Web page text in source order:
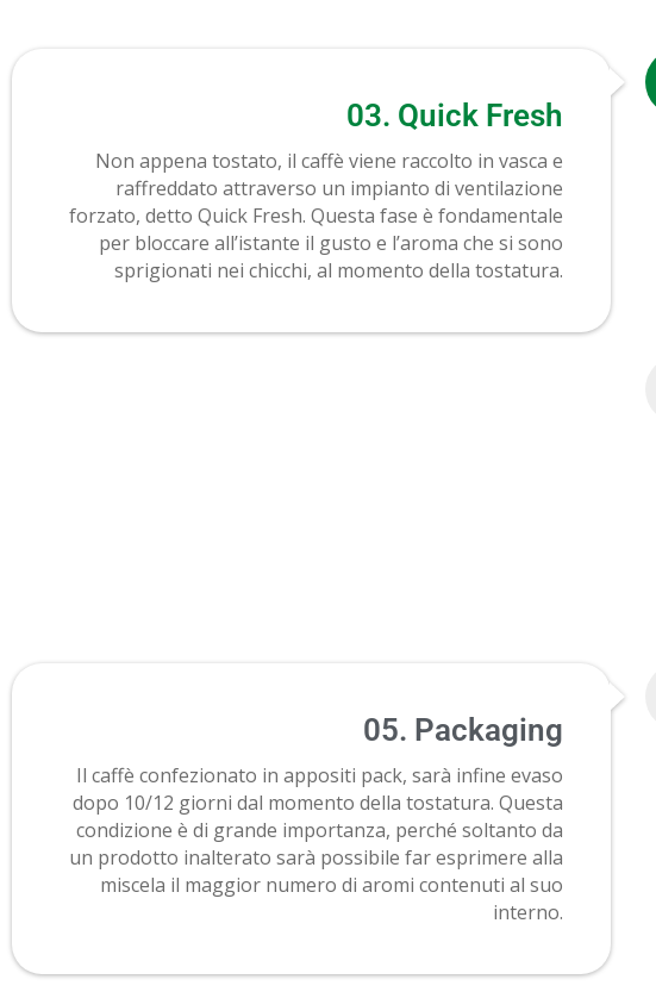
03. Quick Fresh
Non appena tostato, il caffè viene raccolto in vasca e
raffreddato attraverso un impianto di ventilazione
forzato, detto Quick Fresh. Questa fase è fondamentale
per bloccare all’istante il gusto e l’aroma che si sono
sprigionati nei chicchi, al momento della tostatura.
05. Packaging
Il caffè confezionato in appositi pack, sarà infine evaso
dopo 10/12 giorni dal momento della tostatura. Questa
condizione è di grande importanza, perché soltanto da
un prodotto inalterato sarà possibile far esprimere alla
miscela il maggior numero di aromi contenuti al suo
interno.